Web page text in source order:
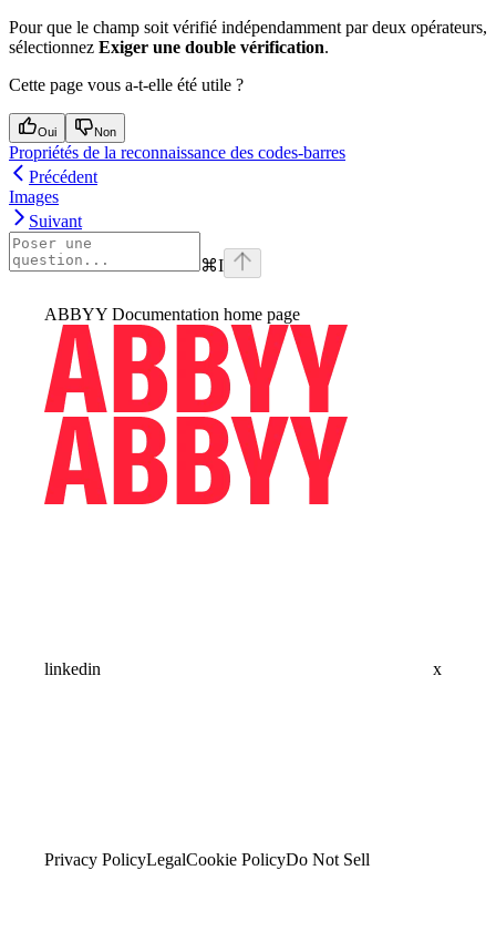
Pour que le champ soit vérifié indépendamment par deux opérateurs,
sélectionnez Exiger une double vérification.
Cette page vous a-t-elle été utile ?
Oui Non
Propriétés de la reconnaissance des codes-barres
Précédent
Images
Suivant
⌘I
ABBYY Documentation home page
linkedin x
Privacy PolicyLegalCookie PolicyDo Not Sell